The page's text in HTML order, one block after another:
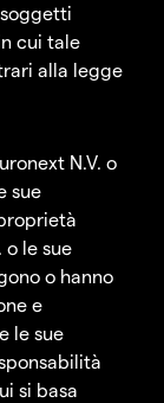
cui tale
alla legge
N.V. o
sue
o le sue
o hanno
e
le sue
si basa